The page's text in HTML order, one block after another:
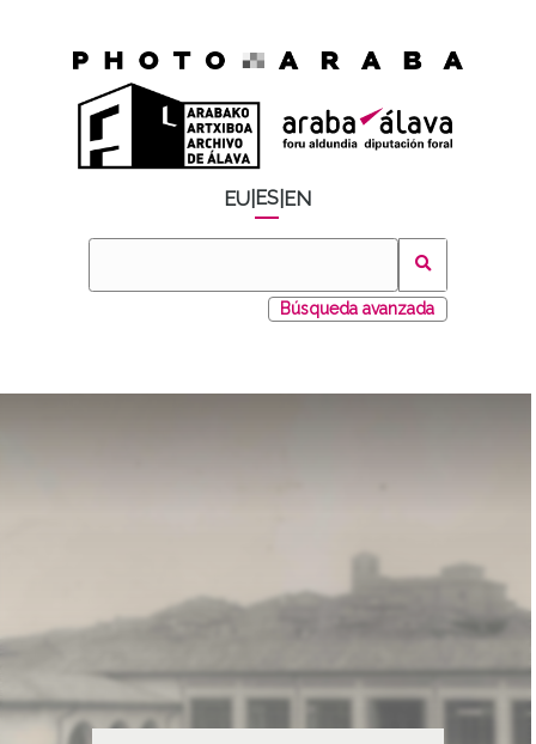
EU ES EN
Búsqueda avanzada